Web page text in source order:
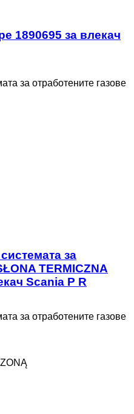
1890695 за влекач
за отработените газове
за
TERMICZNA
Scania P R
за отработените газове